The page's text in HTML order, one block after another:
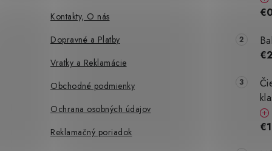
Kontakty, O nás
Dopravné a Platby
Vratky a Reklamácie
Obchodné podmienky
Ochrana osobných údajov
Reklamačný poriadok